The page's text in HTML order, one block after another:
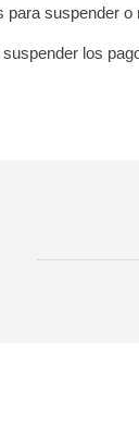
suspender
los